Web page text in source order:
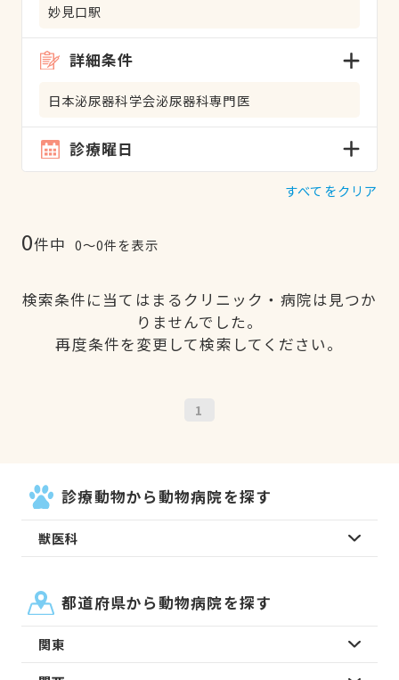
妙見口駅
詳細条件
日本泌尿器科学会泌尿器科専門医
診療曜日
すべてをクリア
0件中 0〜0件を表示
検索条件に当てはまるクリニック・病院は見つか
りませんでした。
再度条件を変更して検索してください。
1
診療動物から動物病院を探す
獣医科
都道府県から動物病院を探す
関東